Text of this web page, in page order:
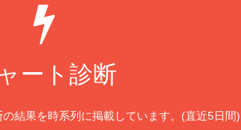
ート診断
結果を時系列に掲載しています。(直近5日間)